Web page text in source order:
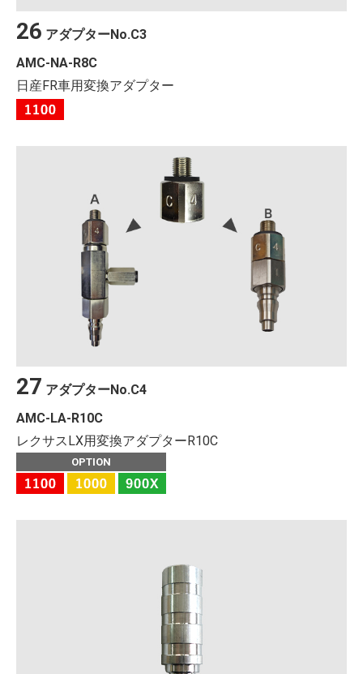
26 アダプターNo.C3
AMC-NA-R8C
日産FR車用変換アダプター
27 アダプターNo.C4
AMC-LA-R10C
レクサスLX用変換アダプターR10C
OPTION